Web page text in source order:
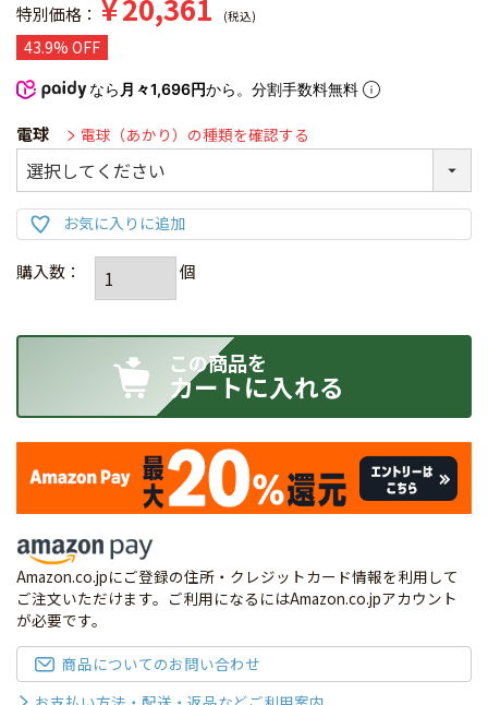
特別価格 ¥20,361 税込
43.9% OFF
なら 月々1,696円から。分割手数料無料
電球 電球（あかり）の種類を確認する
カートに入れる
Amazon.co.jpにご登録の住所・クレジットカード情報を利用して
ご注文いただけます。ご利用になるにはAmazon.co.jpアカウント
が必要です。
商品についてのお問い合わせ